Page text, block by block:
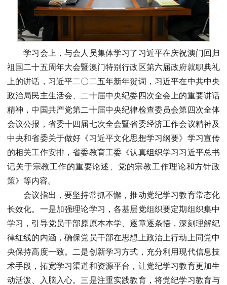
学习会上，与会人员集体学习了习近平在庆祝澳门回归
祖国二十五周年大会暨澳门特别行政区第六届政府就职典礼
上的讲话，习近平二〇二五年新年贺词，习近平在中共中央
政治局民主生活会、二十届中央纪委四次全会上的重要讲话
精神，中国共产党第二十届中央纪律检查委员会第四次全体
会议公报，省委十四届七次全会暨省委经济工作会议精神及
中央和省委关于做好《习近平文化思想学习纲要》学习宣传
的相关工作安排，省委教育工委《认真组织学习习近平总书
记关于宗教工作的重要论述、党的宗教工作理论和方针政
策》等内容。
会议指出，要坚持常抓不懈，推动党纪学习教育常态化
长效化。一是加强理论学习，各基层党组织要定期组织集中
学习，引导党员干部原原本本学、逐章逐条悟，深刻理解纪
律红线的内涵，确保党员干部在思想上政治上行动上同党中
央保持高度一致。二是创新学习方式，充分利用现代信息技
术手段，拓宽学习渠道和资源平台，让党纪学习教育更加生
动活泼、入脑入心。三是注重实践教育，将党纪学习教育与